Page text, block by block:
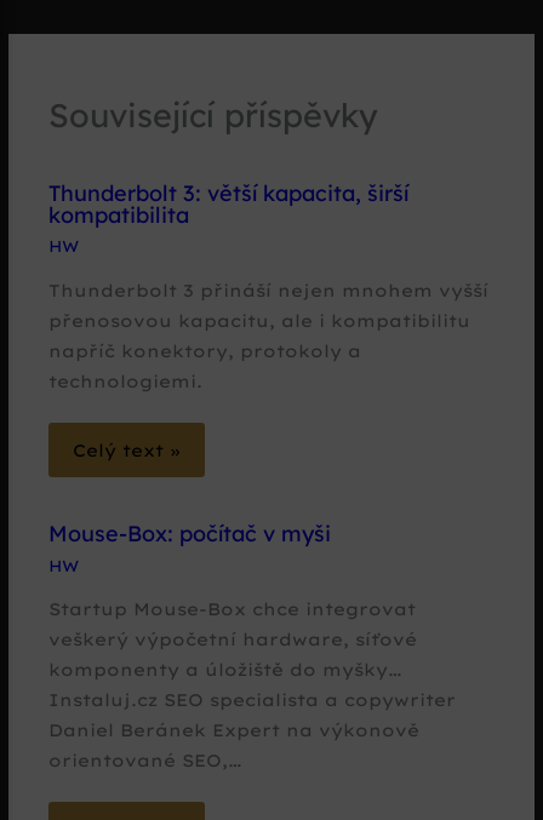
Související příspěvky
Thunderbolt 3: větší kapacita, širší
kompatibilita
HW
Thunderbolt 3 přináší nejen mnohem vyšší
přenosovou kapacitu, ale i kompatibilitu
napříč konektory, protokoly a
technologiemi.
Celý text »
Mouse-Box: počítač v myši
HW
Startup Mouse-Box chce integrovat
veškerý výpočetní hardware, síťové
komponenty a úložiště do myšky…
Instaluj.cz SEO specialista a copywriter
Daniel Beránek Expert na výkonově
orientované SEO,…